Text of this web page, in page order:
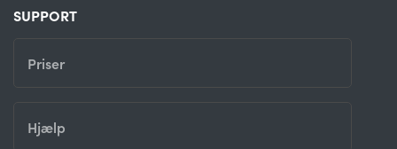
SUPPORT
Priser
Hjælp